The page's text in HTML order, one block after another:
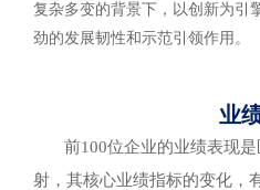
复杂多变的背景下，以创新为引
劲的发展韧性和示范引领作用。
业
前100位企业的业绩表现
射，其核心业绩指标的变化，